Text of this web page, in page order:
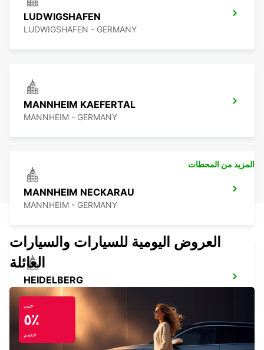
LUDWIGSHAFEN
LUDWIGSHAFEN - GERMANY
MANNHEIM KAEFERTAL
MANNHEIM - GERMANY
MANNHEIM NECKARAU
MANNHEIM - GERMANY
HEIDELBERG
HEIDELBERG - GERMANY
المزيد من المحطات
العروض اليومية للسيارات والسيارات
العائلة
حتى
٥٪
خصم